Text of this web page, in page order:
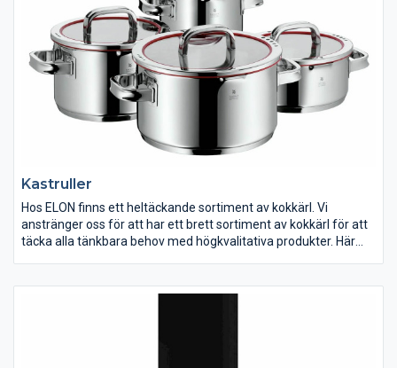
Kastruller
Hos ELON finns ett heltäckande sortiment av kokkärl. Vi
anstränger oss för att har ett brett sortiment av kokkärl för att
täcka alla tänkbara behov med högkvalitativa produkter. Här
kommer väcka din matlagningsglädje.